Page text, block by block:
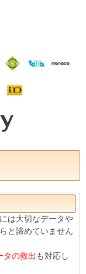
は大切なデータや
と諦めていません
タの救出 も対応し